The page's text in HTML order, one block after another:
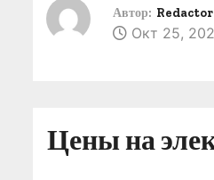
Автор: Redactor
Окт 25,
Цены на